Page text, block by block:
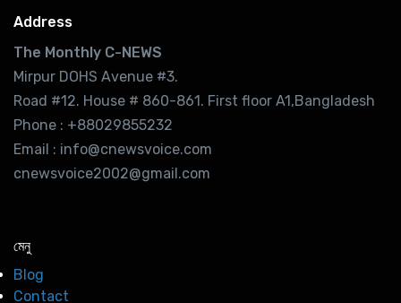
Address
The Monthly C-NEWS
Mirpur DOHS Avenue #3.
Road #12. House # 860-861. First floor A1,Bangladesh
Phone : +88029855232
Email : info@cnewsvoice.com
cnewsvoice2002@gmail.com
মেনু
Blog
Contact